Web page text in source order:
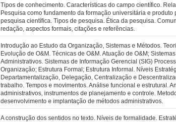
Tipos de conhecimento. Características do campo científico.
Pesquisa como fundamento da formação universitária e
pesquisa científica. Tipos de pesquisa. Ética da pesquisa.
redação, aspectos formais, citações e referências.
Introdução ao Estudo da Organização, Sistemas e Métodos.
Evolução de O&M. Técnicas de O&M. Atuação de O&M;
Administrativos. Sistemas de Informação Gerencial (SIG)
Organização; Estrutura Formal; Estrutura Informal. Níveis
Departamentalização, Delegação, Centralização e
trabalho. Tempos e movimentos. Análise funcional e estrutural.
administrativos, instrumentos de planejamento e controle.
desenvolvimento e implantação de métodos administrativos.
A construção dos sentidos no texto. Níveis de formalidade.